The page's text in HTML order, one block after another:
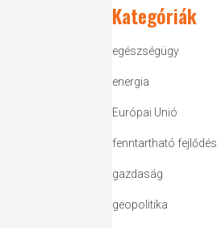
Kategóriák
egészségügy
energia
Európai Unió
fenntartható fejlődés
gazdaság
geopolitika